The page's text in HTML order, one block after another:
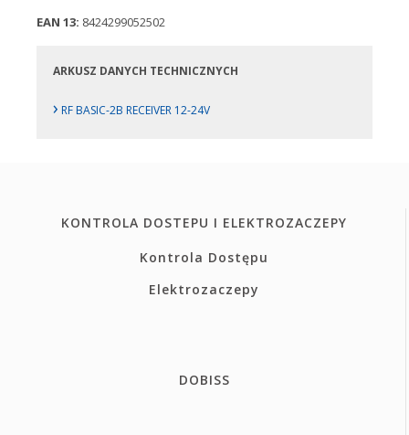
EAN 13: 8424299052502
ARKUSZ DANYCH TECHNICZNYCH
› RF BASIC-2B RECEIVER 12-24V
KONTROLA DOSTEPU I ELEKTROZACZEPY
Kontrola Dostępu
Elektrozaczepy
DOBISS